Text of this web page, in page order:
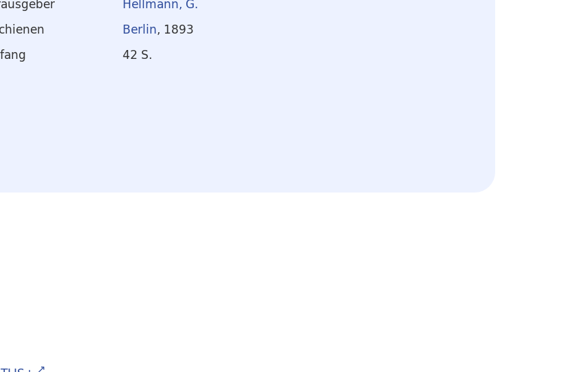
Hellmann, G.
Berlin, 1893
42 S.